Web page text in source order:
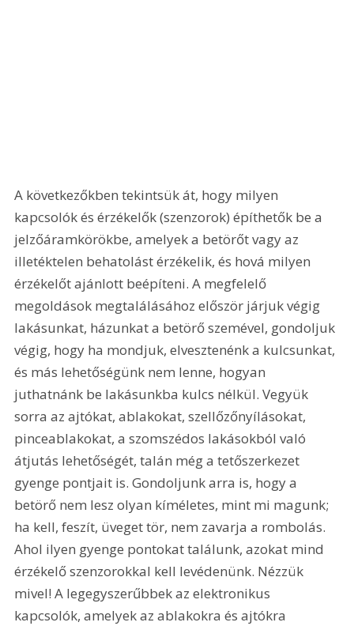
A következőkben tekintsük át, hogy milyen
kapcsolók és érzékelők (szenzorok) építhetők be a
jelzőáramkörökbe, amelyek a betörőt vagy az
illetéktelen behatolást érzékelik, és hová milyen
érzékelőt ajánlott beépíteni. A megfelelő
megoldások megtalálásához először járjuk végig
lakásunkat, házunkat a betörő szemével, gondoljuk
végig, hogy ha mondjuk, elvesztenénk a kulcsunkat,
és más lehetőségünk nem lenne, hogyan
juthatnánk be lakásunkba kulcs nélkül. Vegyük
sorra az ajtókat, ablakokat, szellőzőnyílásokat,
pinceablakokat, a szomszédos lakásokból való
átjutás lehetőségét, talán még a tetőszerkezet
gyenge pontjait is. Gondoljunk arra is, hogy a
betörő nem lesz olyan kíméletes, mint mi magunk;
ha kell, feszít, üveget tör, nem zavarja a rombolás.
Ahol ilyen gyenge pontokat találunk, azokat mind
érzékelő szenzorokkal kell levédenünk. Nézzük
mivel! A legegyszerűbbek az elektronikus
kapcsolók, amelyek az ablakokra és ajtókra